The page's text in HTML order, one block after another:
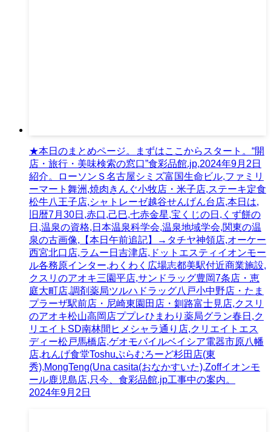
★本日のまとめページ。まずはここからスタート。“開
店・旅行・美味検索の窓口”食彩品館.jp,2024年9月2日
紹介。ローソンＳ名古屋シミズ富国生命ビル,ファミリ
ーマート舞洲,焼肉きんぐ小牧店・米子店,ステーキ定食
松牛八王子店,シャトレーゼ越谷せんげん台店,本日は,
旧暦7月30日,赤口,己巳,七赤金星,宝くじの日,くず餅の
日,温泉の資格,日本温泉科学会,温泉地域学会,関東の温
泉の古画像,【本日午前追記】→タチヤ神領店,オーケー
西宮北口店,ラムー日吉津店,ドットエスティイオンモー
ル各務原インター,わくわく広場志都美駅付近商業施設,
クスリのアオキ三園平店,サンドラッグ豊岡7条店・恵
庭大町店,調剤薬局ツルハドラッグ八戸小中野店・たま
プラーザ駅前店・尼崎東園田店・釧路富士見店,クスリ
のアオキ松山高岡店ププレひまわり薬局グラン春日,ク
リエイトSD南林間ヒメシャラ通り店,クリエイトエス
ディー松戸馬橋店,ゲオモバイルベイシア電器市原八幡
店,れんげ食堂Toshuぷらむろーど杉田店(東
秀),MongTeng(Una casita(おなかすいた),Zoffイオンモ
ール鹿児島店,只今、食彩品館.jp工事中の案内。
2024年9月2日